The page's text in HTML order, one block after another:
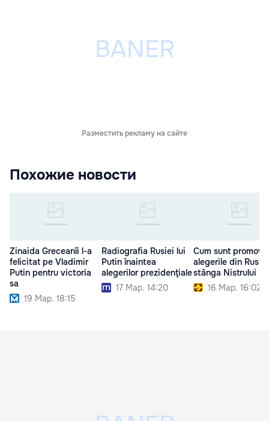
Разместить рекламу на сайте
Похожие новости
Zinaida Greceanîi l-a
felicitat pe Vladimir
Putin pentru victoria
sa
19 Мар. 18:15
Radiografia Rusiei lui
Putin înaintea
alegerilor prezidenţiale
17 Мар. 14:20
Cum sunt
alegerile din Rusia
stânga Nistrului
16 Мар. 16:02